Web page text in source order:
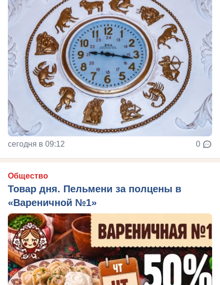
сегодня в 09:12 0
Общество
Товар дня. Пельмени за полцены в
«Вареничной №1»